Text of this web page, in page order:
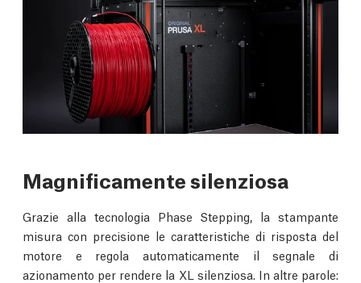
Magnificamente silenziosa
Grazie alla tecnologia Phase Stepping, la stampante
misura con precisione le caratteristiche di risposta del
motore e regola automaticamente il segnale di
azionamento per rendere la XL silenziosa. In altre parole: